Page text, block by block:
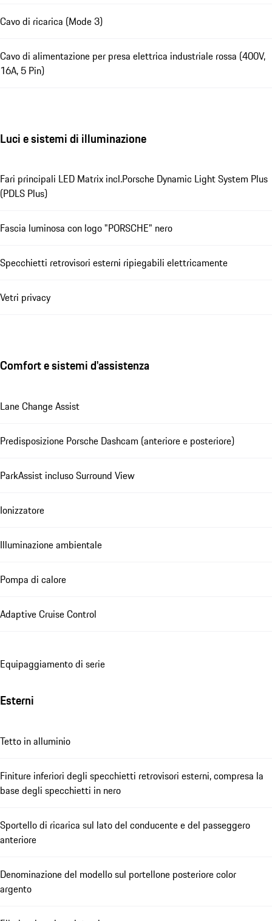
Cavo di ricarica (Mode 3)
Cavo di alimentazione per presa elettrica industriale rossa (400V,
16A, 5 Pin)
Luci e sistemi di illuminazione
Fari principali LED Matrix incl.Porsche Dynamic Light System Plus
(PDLS Plus)
Fascia luminosa con logo "PORSCHE" nero
Specchietti retrovisori esterni ripiegabili elettricamente
Vetri privacy
Comfort e sistemi d'assistenza
Lane Change Assist
Predisposizione Porsche Dashcam (anteriore e posteriore)
ParkAssist incluso Surround View
Ionizzatore
Illuminazione ambientale
Pompa di calore
Adaptive Cruise Control
Equipaggiamento di serie
Esterni
Tetto in alluminio
Finiture inferiori degli specchietti retrovisori esterni, compresa la
base degli specchietti in nero
Sportello di ricarica sul lato del conducente e del passeggero
anteriore
Denominazione del modello sul portellone posteriore color
argento